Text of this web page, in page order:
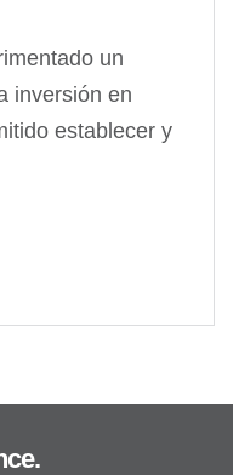
un
inversión en
establecer y